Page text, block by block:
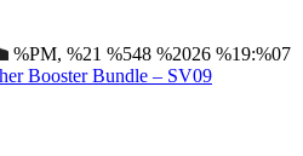
%PM, %21 %548 %2026 %19:%07
Booster Bundle – SV09